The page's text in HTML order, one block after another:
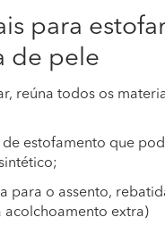
para
de pele
reúna todos os
de estofamento que
para o assento,
acolchoamento extra)